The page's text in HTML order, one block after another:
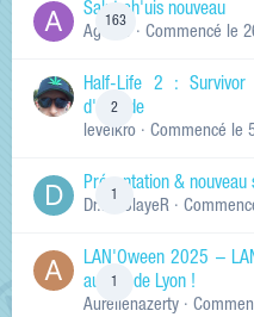
163
Salut ch'uis nouveau
Ag0Nie · Commencé le
2
Half-Life 2 :
d'arcade
levelkro · Commencé le
Présentation & nouveau
Dr.KinSlayeR ·
LAN'Oween 2025 –
au sud de Lyon !
Aurelienazerty ·